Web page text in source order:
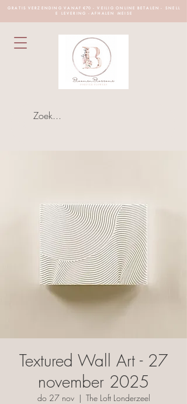
G R A T I S V E R Z E N D I N G V A N A F €70 - V E I L I G O N L I N E B E T A L E N - S N E L L
E L E V E R I N G - A F H A L E N M E I S E
Textured Wall Art - 27
november 2025
do 27 nov
  |
The Loft Londerzeel